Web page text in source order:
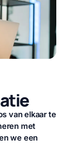
van elkaar te
met
we een